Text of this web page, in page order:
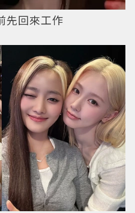
先回來工作